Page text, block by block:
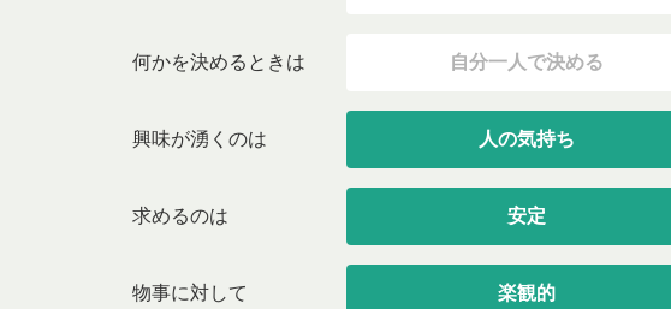
何かを決めるときは 自分一人で決める
興味が湧くのは 人の気持ち
求めるのは 安定
物事に対して 楽観的